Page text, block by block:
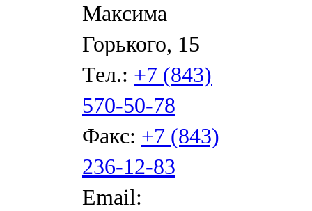
Максима
Горького, 15
Тел.: +7 (843)
570-50-78
Факс: +7 (843)
236-12-83
Email: